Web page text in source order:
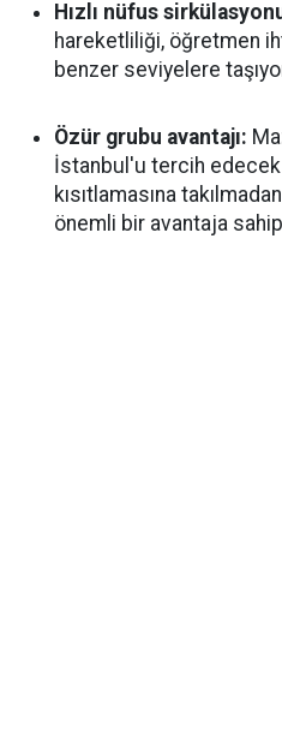
Hızlı nüfus
hareketliliği, öğretmen
benzer seviyelere
Özür grubu avantajı:
İstanbul'u tercih
kısıtlamasına
önemli bir avantaja